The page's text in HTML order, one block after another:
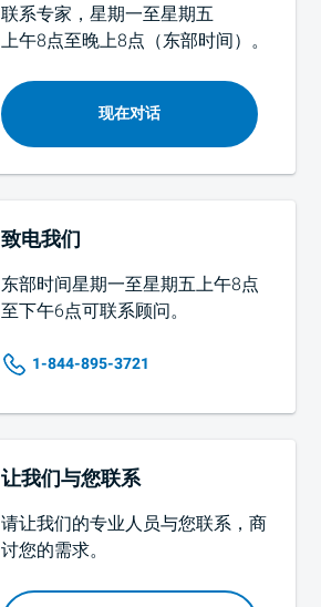
联系专家，星期一至星期五
上午8点至晚上8点（东部时间） 。
现在对话
致电我们
东部时间星期一至星期五上午8点
至下午6点可联系顾问。
1-844-895-3721
让我们与您联系
请让我们的专业人员与您联系，商
讨您的需求。